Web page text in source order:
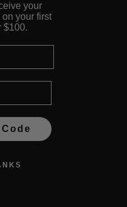
your
your first
$100.